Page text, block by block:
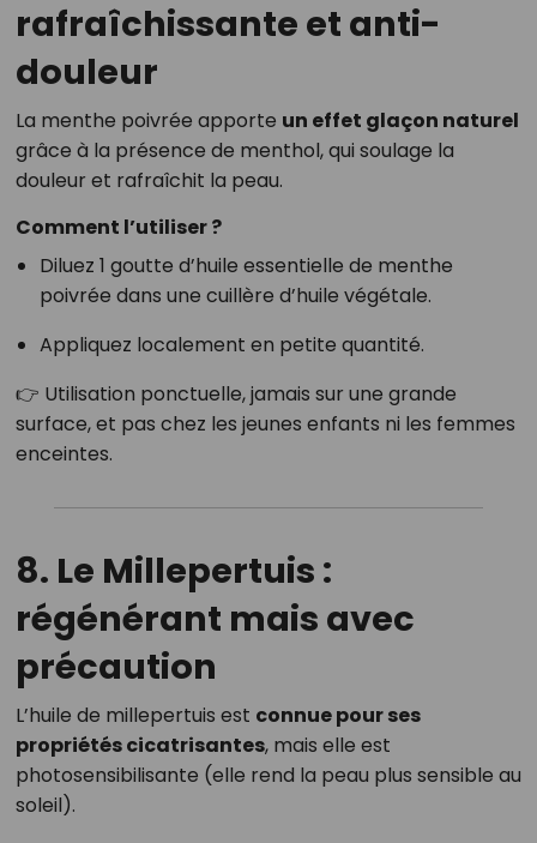
rafraîchissante et anti-
douleur
La menthe poivrée apporte un effet glaçon naturel
grâce à la présence de menthol, qui soulage la
douleur et rafraîchit la peau.
Comment l’utiliser ?
Diluez 1 goutte d’huile essentielle de menthe
poivrée dans une cuillère d’huile végétale.
Appliquez localement en petite quantité.
👉 Utilisation ponctuelle, jamais sur une grande
surface, et pas chez les jeunes enfants ni les femmes
enceintes.
8. Le Millepertuis :
régénérant mais avec
précaution
L’huile de millepertuis est connue pour ses
propriétés cicatrisantes, mais elle est
photosensibilisante (elle rend la peau plus sensible au
soleil).